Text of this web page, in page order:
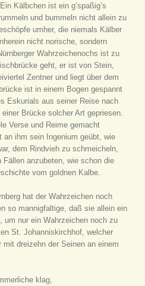
Kälbchen ist ein g’spaßig’s
und bummeln nicht allein zu
umher, die niemals Kälber
nicht norische, sondern
Wahrzeichenochs ist zu
geht, er ist von Stein,
Zentner und liegt über dem
ist in einem Bogen gespannt
Eskurials aus seiner Reise nach
Brücke solcher Art gepriesen.
Verse und Reime gemacht
an ihm sein Ingenium geübt, wie
dem Rindvieh zu schmeicheln,
anzubeten, wie schon die
vom goldnen Kalbe.
hat der Wahrzeichen noch
so mannigfaltige, daß sie allein ein
um nur ein Wahrzeichen noch zu
St. Johanniskirchhof, welcher
dreizehn der Seinen an einem
klag,